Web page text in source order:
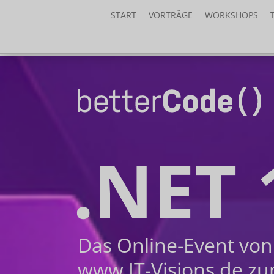
START VORTRÄGE WORKSHOPS
.NET
Das Online-Event